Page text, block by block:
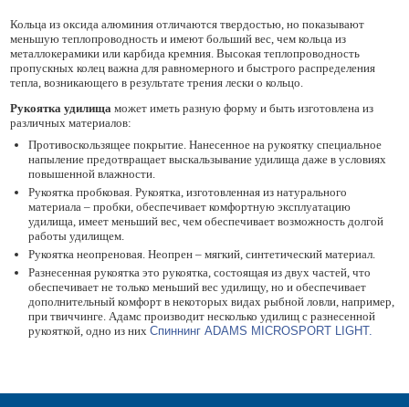
Кольца из оксида алюминия отличаются твердостью, но показывают
меньшую теплопроводность и имеют больший вес, чем кольца из
металлокерамики или карбида кремния. Высокая теплопроводность
пропускных колец важна для равномерного и быстрого распределения
тепла, возникающего в результате трения лески о кольцо.
Рукоятка удилища может иметь разную форму и быть изготовлена из
различных материалов:
Противоскользящее покрытие. Нанесенное на рукоятку специальное
напыление предотвращает выскальзывание удилища даже в условиях
повышенной влажности.
Рукоятка пробковая. Рукоятка, изготовленная из натурального
материала – пробки, обеспечивает комфортную эксплуатацию
удилища, имеет меньший вес, чем обеспечивает возможность долгой
работы удилищем.
Рукоятка неопреновая. Неопрен – мягкий, синтетический материал.
Разнесенная рукоятка это рукоятка, состоящая из двух частей, что
обеспечивает не только меньший вес удилищу, но и обеспечивает
дополнительный комфорт в некоторых видах рыбной ловли, например,
при твиччинге. Адамс производит несколько удилищ с разнесенной
рукояткой, одно из нихСпиннинг ADAMS MICROSPORT LIGHT.